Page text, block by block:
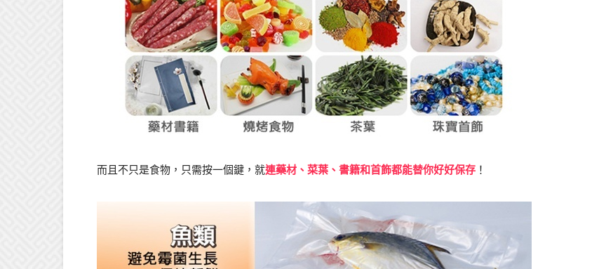
而且不只是食物，只需按一個鍵，就連藥材、菜葉、書籍和首飾都能替你好好保存 ！